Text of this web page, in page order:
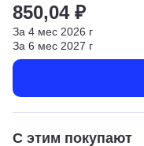
850,04 ₽
За 4 мес 2026 г
За 6 мес 2027 г
С этим покупают